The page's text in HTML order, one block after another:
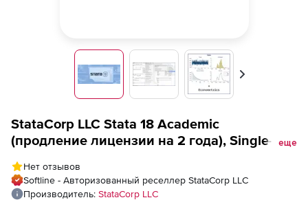
Вперед
StataCorp LLC Stata 18 Academic
(продление лицензии на 2 года), Single-
еще
Нет отзывов
Softline - Авторизованный реселлер StataCorp LLC
Производитель: StataCorp LLC